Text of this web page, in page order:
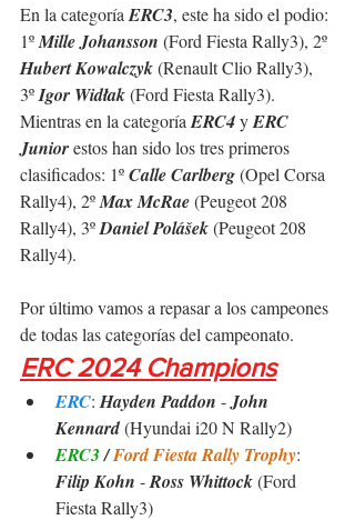
En la categoría ERC3, este ha sido el podio:
1º Mille Johansson (Ford Fiesta Rally3), 2º
Hubert Kowalczyk (Renault Clio Rally3),
3º Igor Widłak (Ford Fiesta Rally3).
Mientras en la categoría ERC4 y ERC
Junior estos han sido los tres primeros
clasificados: 1º Calle Carlberg (Opel Corsa
Rally4), 2º Max McRae (Peugeot 208
Rally4), 3º Daniel Polášek (Peugeot 208
Rally4).
Por último vamos a repasar a los campeones
de todas las categorías del campeonato.
ERC 2024 Champions
ERC: Hayden Paddon - John
Kennard (Hyundai i20 N Rally2)
ERC3 / Ford Fiesta Rally Trophy:
Filip Kohn - Ross Whittock (Ford
Fiesta Rally3)